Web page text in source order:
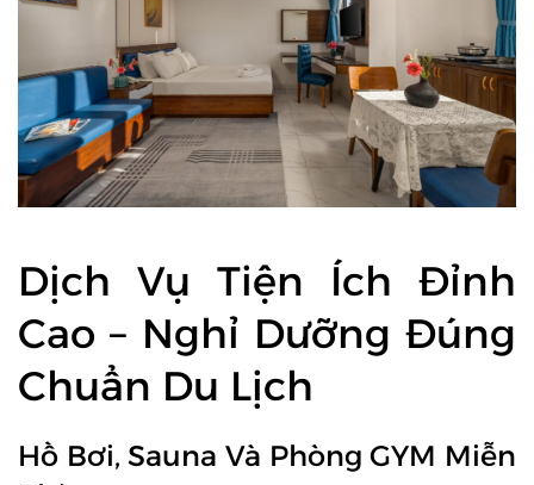
Dịch Vụ Tiện Ích Đỉnh
Cao – Nghỉ Dưỡng Đúng
Chuẩn Du Lịch
Hồ Bơi, Sauna Và Phòng GYM Miễn